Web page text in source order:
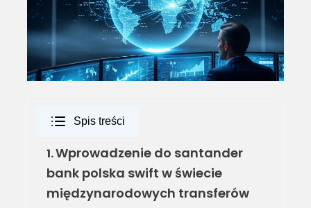
Spis treści
1.Wprowadzenie do santander
bank polska swift w świecie
międzynarodowych transferów